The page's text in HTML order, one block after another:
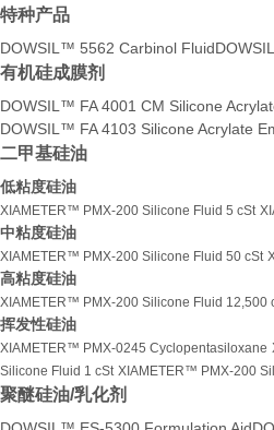
特种产品
DOWSIL™ 5562 Carbinol Fluid
有机硅成膜剂
DOWSIL™ FA 4001 CM Silicone
DOWSIL™ FA 4103 Silicone Acrylate
二甲基硅油
低粘度硅油
XIAMETER™ PMX-200 Silicone Fluid 5 cSt
中粘度硅油
XIAMETER™ PMX-200 Silicone Fluid 50 cSt
高粘度硅油
XIAMETER™ PMX-200 Silicone Fluid 12,500
挥发性硅油
XIAMETER™ PMX-0245 Cyclopentasiloxane
Silicone Fluid 1 cSt XIAMETER™ PMX-200
聚醚硅油/乳化剂